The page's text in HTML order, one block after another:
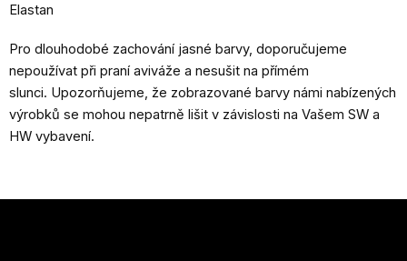
Elastan
Pro dlouhodobé zachování jasné barvy, doporučujeme
nepoužívat při praní aviváže a nesušit na přímém
slunci. Upozorňujeme, že zobrazované barvy námi nabízených
výrobků se mohou nepatrně lišit v závislosti na Vašem SW a
HW vybavení.